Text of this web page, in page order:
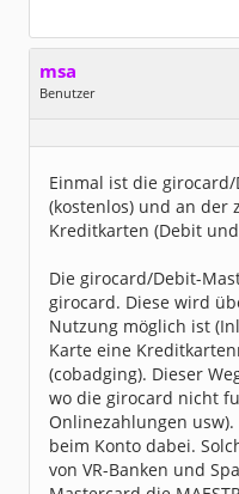
msa
Benutzer
Alter:
63
Dabei seit:
03 / 2007
Einmal ist die
(kostenlos) und an der
Kreditkarten (Debit
Die girocard/Debit-
girocard. Diese wird
Nutzung möglich ist
Karte eine
(cobadging). Dieser
wo die girocard nicht
Onlinezahlungen
beim Konto dabei.
von VR-Banken und